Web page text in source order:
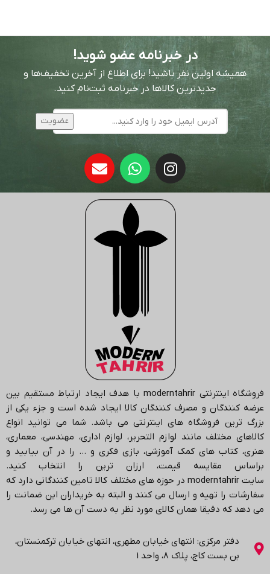
در خبرنامه عضو شوید!
همیشه اولین نفر باشید! برای اطلاع از آخرین تخفیف‌ها و
جدیدترین کالاها در خبرنامه ثبت‌نام کنید.
فروشگاه اینترنتی moderntahrir با هدف ایجاد ارتباط مستقیم بین
عرضه کنندگان و مصرف کنندگان کالا ایجاد شده است و جزء یکی از
بزرگ ترین فروشگاه های اینترنتی می باشد. شما می توانید انواع
کالاهای مختلف مانند لوازم التحریر، لوازم اداری، مهندسی، معماری،
هنری، کتاب های کمک آموزشی، بازی فکری و … را در آن بیابید و
براساس مقایسه قیمت، ارزان ترین را انتخاب کنید.
سایتmoderntahrir در حوزه های مختلف کالا تامین کنندگانی دارد که
سفارشات را تهیه و ارسال می کنند و البته به خریداران این ضمانت را
می دهد که دقیقا همان کالای مورد نظر به دست آن ها می رسد.
دفتر مرکزی: انتهاي خیابان مطهری، انتهاي خیابان ترکمنستان،
بن بست کاج، پلاک ۸، واحد 1